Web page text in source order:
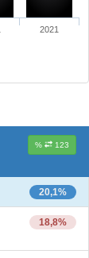
2021
% 123
20,1%
18,8%